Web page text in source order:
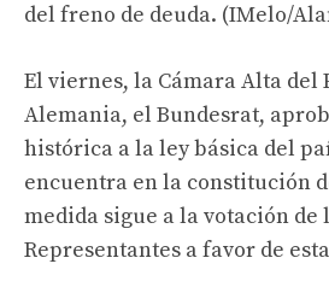
del freno de deuda. (IMelo/
El viernes, la Cámara Alta del
Alemania, el Bundesrat,
histórica a la ley básica del
encuentra en la constitución
medida sigue a la votación de
Representantes a favor de